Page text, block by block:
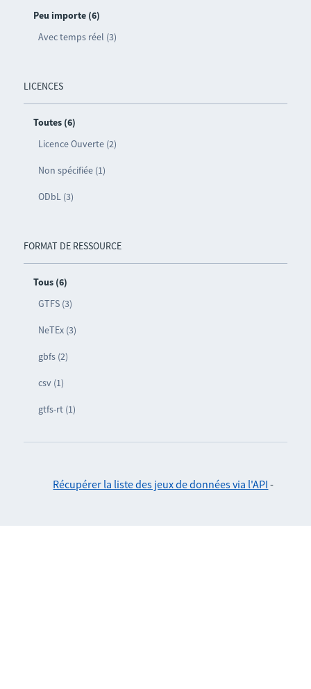
Peu importe (6)
Avec temps réel (3)
LICENCES
Toutes (6)
Licence Ouverte (2)
Non spécifiée (1)
ODbL (3)
FORMAT DE RESSOURCE
Tous (6)
GTFS (3)
NeTEx (3)
gbfs (2)
csv (1)
gtfs-rt (1)
Récupérer la liste des jeux de données via l'API -